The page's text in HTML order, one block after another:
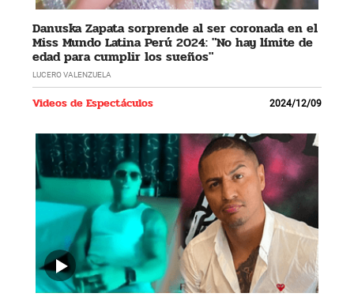
Danuska Zapata sorprende al ser coronada en el
Miss Mundo Latina Perú 2024: "No hay límite de
edad para cumplir los sueños"
LUCERO VALENZUELA
Videos de Espectáculos 2024/12/09